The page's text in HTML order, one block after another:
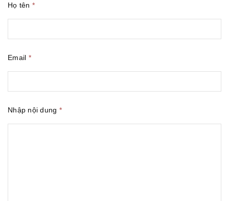
Họ tên *
Email *
Nhập nội dung *